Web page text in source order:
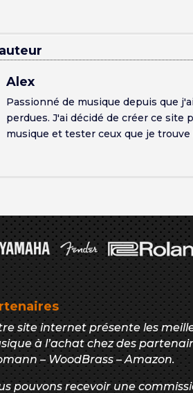
Alex
Passionné de musique depuis que
perdues. J'ai décidé de créer ce
musique et tester ceux que je
site internet présente les
à l’achat chez des
– WoodBrass – Amazon.
pouvons recevoir une